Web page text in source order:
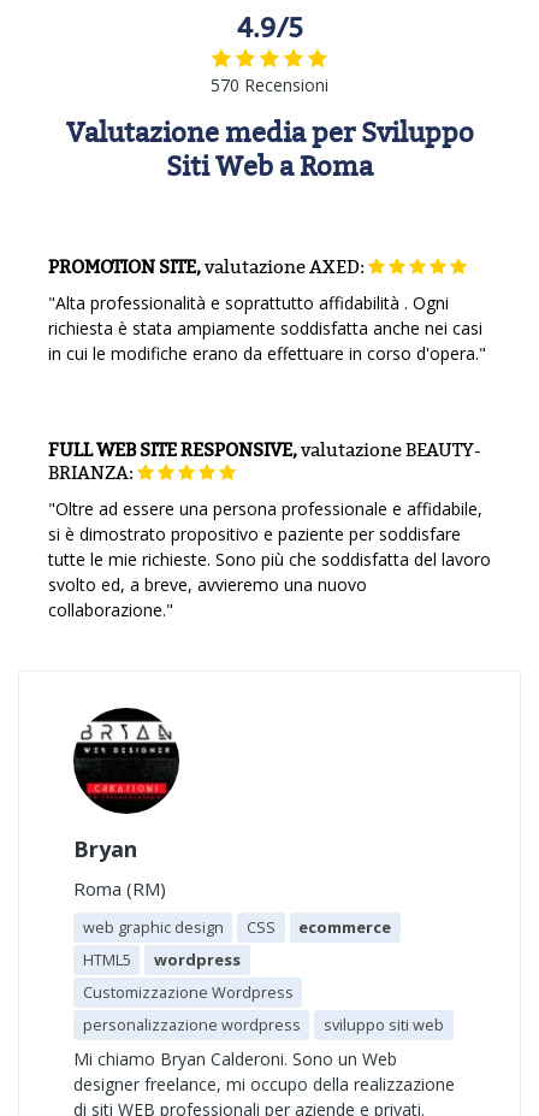
4.9/5
570 Recensioni
Valutazione media per Sviluppo
Siti Web a Roma
PROMOTION SITE,valutazioneAXED:
"Alta professionalità e soprattutto affidabilità . Ogni
richiesta è stata ampiamente soddisfatta anche nei casi
in cui le modifiche erano da effettuare in corso d'opera."
FULL WEB SITE RESPONSIVE,valutazioneBEAUTY-
BRIANZA:
"Oltre ad essere una persona professionale e affidabile,
si è dimostrato propositivo e paziente per soddisfare
tutte le mie richieste. Sono più che soddisfatta del lavoro
svolto ed, a breve, avvieremo una nuovo
collaborazione."
Bryan
Roma (RM)
web graphic design CSS
ecommerce
HTML5
wordpress
Customizzazione Wordpress
personalizzazione wordpress
sviluppo siti web
Mi chiamo Bryan Calderoni. Sono un Web
designer freelance, mi occupo della realizzazione
di siti WEB professionali per aziende e privati.